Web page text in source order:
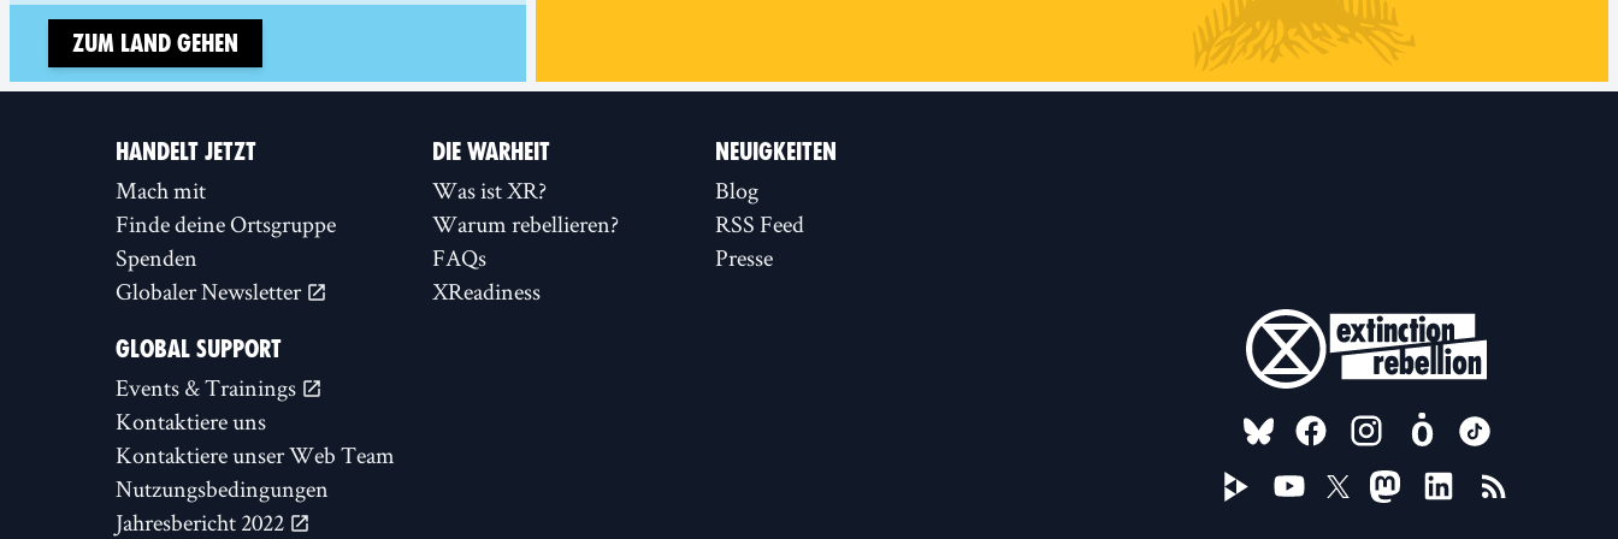
Zum Land gehen
HANDELT JETZT
Mach mit
Finde deine Ortsgruppe
Spenden
Globaler Newsletter
DIE WARHEIT
Was ist XR?
Warum rebellieren?
FAQs
XReadiness
NEUIGKEITEN
Blog
RSS Feed
Presse
GLOBAL SUPPORT
Events & Trainings
Kontaktiere uns
Kontaktiere unser Web Team
Nutzungsbedingungen
Jahresbericht 2022
FOLLOW US ON